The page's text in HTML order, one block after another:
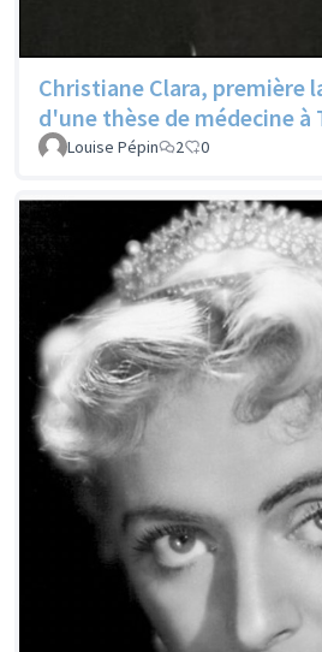
Christiane Clara, première
d'une thèse de médecine à
Louise Pépin 2 0